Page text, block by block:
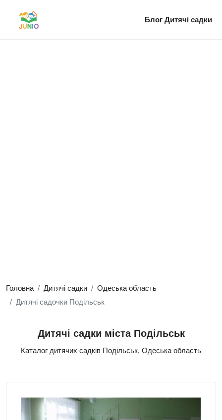
Блог Дитячі садки
Головна Дитячі садки
Одеська область
Дитячі садочки Подільськ
Дитячі садки міста Подільськ
Каталог дитячих садків Подільськ, Одеська область